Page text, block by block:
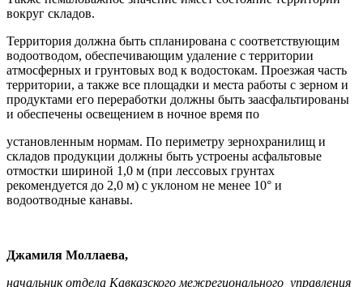
вокруг складов.
Территория должна быть спланирована с соответствующим
водоотводом, обеспечивающим удаление с территории
атмосферных и грунтовых вод к водостокам. Проезжая часть
территории, а также все площадки и места работы с зерном и
продуктами его переработки должны быть заасфальтированы
и обеспечены освещением в ночное время по
установленным нормам. По периметру зернохранилищ и
складов продукции должны быть устроены асфальтовые
отмостки шириной 1,0 м (при лессовых грунтах
рекомендуется до 2,0 м) с уклоном не менее 10° и
водоотводные канавы.
Джамиля Моллаева,
начальник отдела Кавказского межрегионального управления